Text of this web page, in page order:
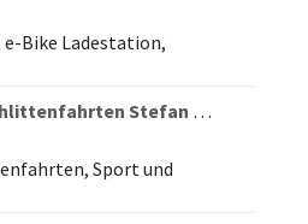
Bike Ladestation,
Stefan und Klaus Müller
Sport und